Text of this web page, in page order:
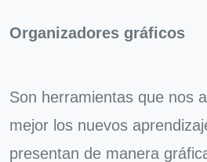
Organizadores gráficos
Son herramientas que nos
mejor los nuevos
presentan de manera